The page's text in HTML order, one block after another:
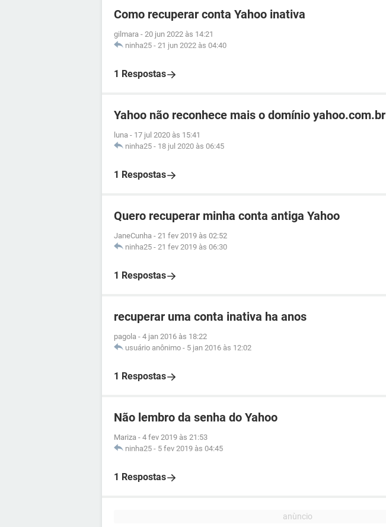
Como recuperar conta Yahoo inativa
gilmara - 20 jun 2022 às 14:21
ninha25 - 21 jun 2022 às 04:40
1 Respostas
Yahoo não reconhece mais o domínio yahoo.com.br
luna - 17 jul 2020 às 15:41
ninha25 - 18 jul 2020 às 06:45
1 Respostas
Quero recuperar minha conta antiga Yahoo
JaneCunha - 21 fev 2019 às 02:52
ninha25 - 21 fev 2019 às 06:30
1 Respostas
recuperar uma conta inativa ha anos
pagola - 4 jan 2016 às 18:22
usuário anônimo - 5 jan 2016 às 12:02
1 Respostas
Não lembro da senha do Yahoo
Mariza - 4 fev 2019 às 21:53
ninha25 - 5 fev 2019 às 04:45
1 Respostas